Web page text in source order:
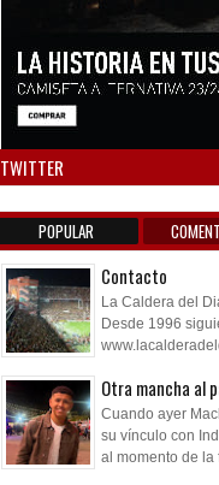
TWITTER
POPULAR
Contacto
La Caldera del
Desde 1996
Otra mancha al
Cuando ayer
su vínculo con
al momento de la